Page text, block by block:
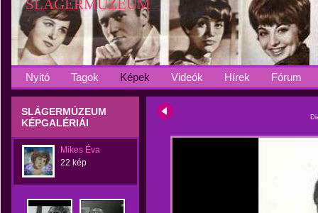
SLÁGERMÚZEUM
Nyitó Tagok Képek Videók Hírek Fórum
SLÁGERMÚZEUM
KÉPGALÉRIÁI
Mikes Éva
22 kép